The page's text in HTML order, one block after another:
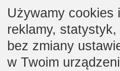
Używamy cookies
reklamy,
bez zmiany
w Twoim